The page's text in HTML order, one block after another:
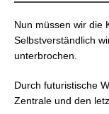
Nun müssen wir die
Selbstverständlich
unterbrochen.
Durch futuristische
Zentrale und den